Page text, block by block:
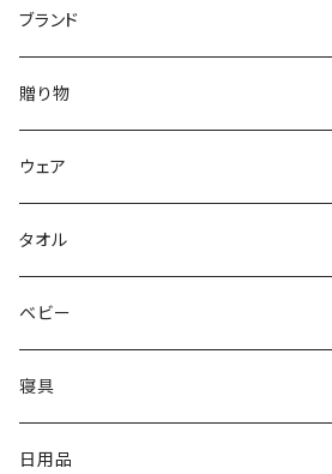
ブランド
DON'T SLEEP
FreshService
N.HOOLYWOOD
Hippopotamus
oblada
fog linen work
贈り物
母の日ギフト
出産祝い
〜5,000円
5,001〜10,000円
結婚祝い
〜5,000円
5,001〜10,000円
新築・引越祝い
〜5,000円
内祝い（お返し）
ウェア
メンズウェア
レディースウェア
Tシャツ
スウェット・パーカー
タオル
タオル
限定カラー
ホームグッズ
ベビー
出産ご準備
家族みんなで使える
寝具
枕
日用品